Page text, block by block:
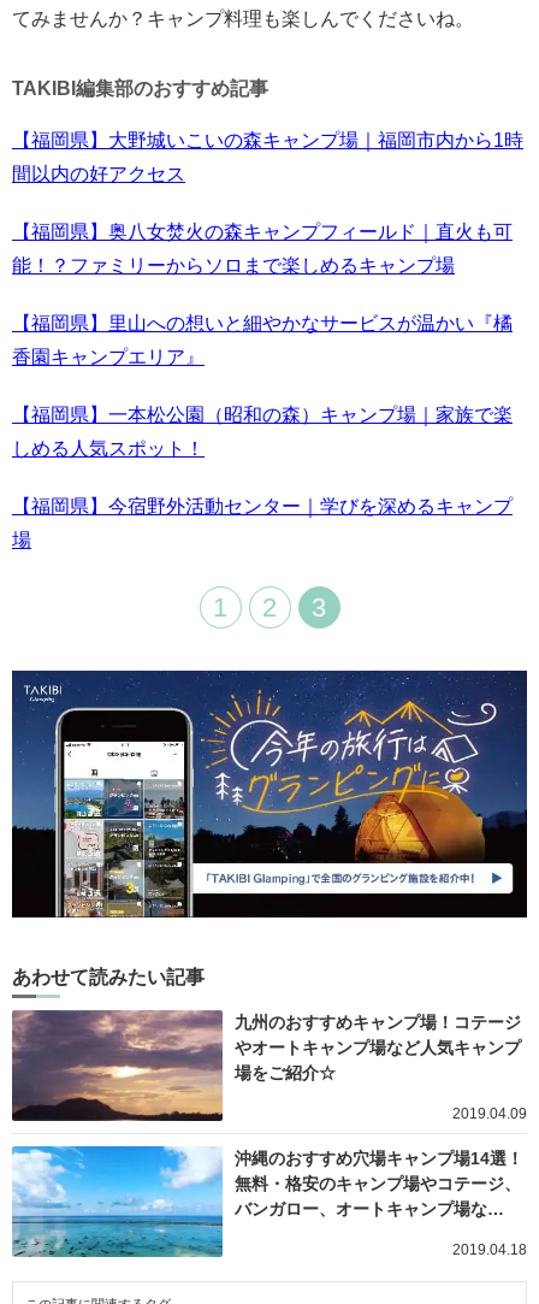
てみませんか？キャンプ料理も楽しんでくださいね。
TAKIBI編集部のおすすめ記事
【福岡県】大野城いこいの森キャンプ場｜福岡市内から1時
間以内の好アクセス
【福岡県】奥八女焚火の森キャンプフィールド｜直火も可
能！？ファミリーからソロまで楽しめるキャンプ場
【福岡県】里山への想いと細やかなサービスが温かい『橘
香園キャンプエリア』
【福岡県】一本松公園（昭和の森）キャンプ場｜家族で楽
しめる人気スポット！
【福岡県】今宿野外活動センター｜学びを深めるキャンプ
場
1 2 3
あわせて読みたい記事
九州のおすすめキャンプ場！コテージ
やオートキャンプ場など人気キャンプ
場をご紹介☆
2019.04.09
沖縄のおすすめ穴場キャンプ場14選！
無料・格安のキャンプ場やコテージ、
バンガロー、オートキャンプ場な…
2019.04.18